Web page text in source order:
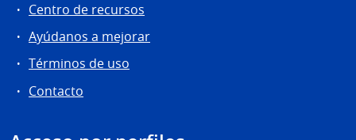
Centro de recursos
Ayúdanos a mejorar
Términos de uso
Contacto